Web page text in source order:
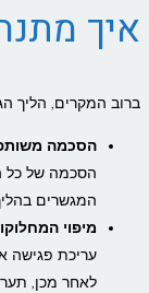
איך
ברוב המקרים, הליך הגישור
הסכמה
הסכמה של כל
המגשרים
מיפוי
עריכת פגישה
לאחר מכן,